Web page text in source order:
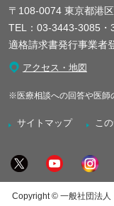
〒108-0074 東京都港
TEL：03-3443-3085
適格請求書発行事業
アクセス・地図
※医療相談への回答や医師
サイトマップ こ
Copyright © 一般社団法人